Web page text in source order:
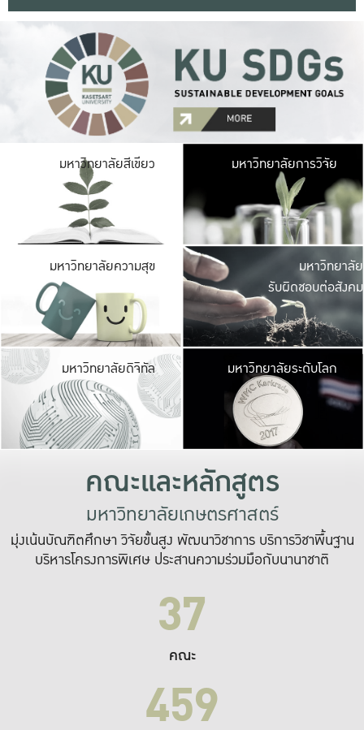
มหาวิทยาลัยสีเขียว มหาวิ
มีพื้นที่เขียวสดใส
เป็นป่าในเมือง เกษต
มหาวิทยาลัยการวิจัย
มหาวิทยาลัยความสุข มหาวิ
ค
เปิดประ
และพบเรื่องราวใ
มหาวิทยาลัย
รับผิดชอบต่อสังคม
มหาวิทยาลัยดิจิทัล มหาวิ
เปลี่ยนแปลง แล
เพื่อทำง
ระบบสารสนเทศ
มหาวิทยาลัยระดับโลก
คณะและหลักสูตร
มหาวิทยาลัยเกษตรศาสตร์
มุ่งเน้นบัณฑิตศึกษา วิจัยขั้นสูง พัฒนาวิชาการ บริการวิชาพื้นฐาน
บริหารโครงการพิเศษ ประสานความร่วมมือกับนานาชาติ
37
คณะ
459